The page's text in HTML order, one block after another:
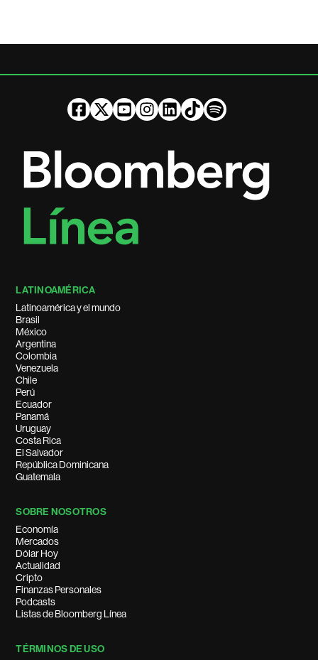
LATINOAMÉRICA
Latinoamérica y el mundo
Brasil
México
Argentina
Colombia
Venezuela
Chile
Perú
Ecuador
Panamá
Uruguay
Costa Rica
El Salvador
República Dominicana
Guatemala
SOBRE NOSOTROS
Economía
Mercados
Dólar Hoy
Actualidad
Cripto
Finanzas Personales
Podcasts
Listas de Bloomberg Línea
TÉRMINOS DE USO